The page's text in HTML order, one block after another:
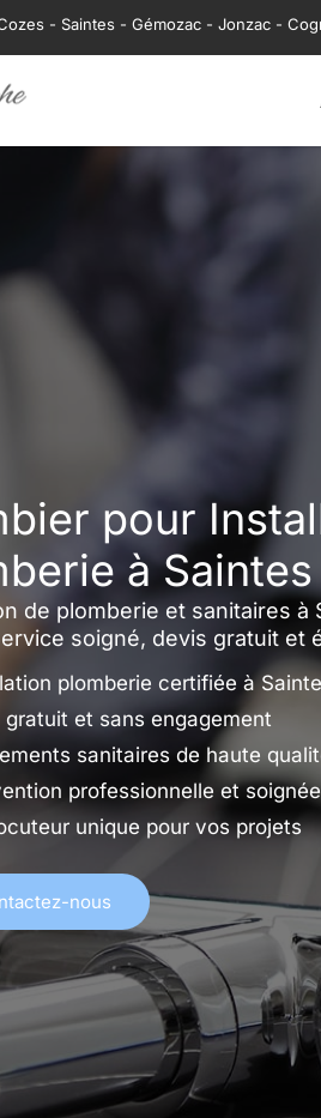
- Saintes - Gémozac - Jonzac -
pour
à Saintes
de plomberie et sanitaires à
soigné, devis gratuit et
plomberie certifiée à
gratuit et sans engagement
sanitaires de haute
professionnelle et soignée
unique pour vos projets
nous